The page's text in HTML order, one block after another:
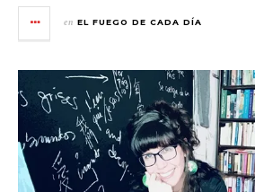
en EL FUEGO DE CADA DÍA